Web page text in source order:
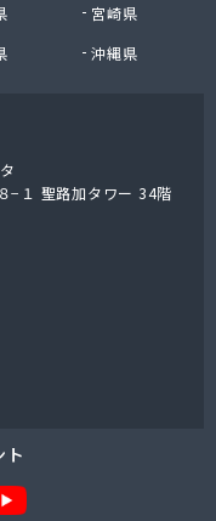
宮崎県
沖縄県
−１ 聖路加タワー 34階
ト